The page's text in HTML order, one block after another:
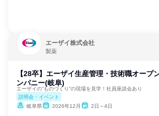
エーザイ株式会社
製薬
【28卒】エーザイ生産管理・技術職オープ
ンパニー(岐阜)
エーザイの“ものづくり”の現場を見学！社員座談会あり
説明会・イベント
岐阜県
2026年12月 2日～4日